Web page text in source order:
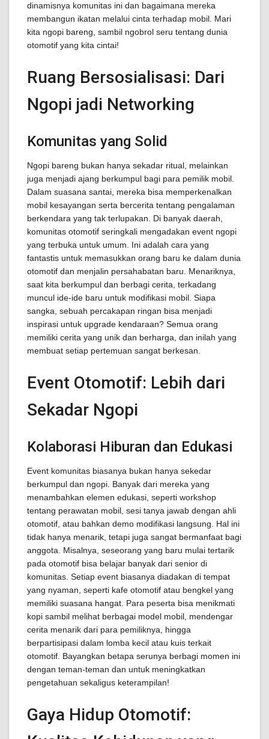
dinamisnya komunitas ini dan bagaimana mereka
membangun ikatan melalui cinta terhadap mobil. Mari
kita ngopi bareng, sambil ngobrol seru tentang dunia
otomotif yang kita cintai!
Ruang Bersosialisasi: Dari
Ngopi jadi Networking
Komunitas yang Solid
Ngopi bareng bukan hanya sekadar ritual, melainkan
juga menjadi ajang berkumpul bagi para pemilik mobil.
Dalam suasana santai, mereka bisa memperkenalkan
mobil kesayangan serta bercerita tentang pengalaman
berkendara yang tak terlupakan. Di banyak daerah,
komunitas otomotif seringkali mengadakan event ngopi
yang terbuka untuk umum. Ini adalah cara yang
fantastis untuk memasukkan orang baru ke dalam dunia
otomotif dan menjalin persahabatan baru. Menariknya,
saat kita berkumpul dan berbagi cerita, terkadang
muncul ide-ide baru untuk modifikasi mobil. Siapa
sangka, sebuah percakapan ringan bisa menjadi
inspirasi untuk upgrade kendaraan? Semua orang
memiliki cerita yang unik dan berharga, dan inilah yang
membuat setiap pertemuan sangat berkesan.
Event Otomotif: Lebih dari
Sekadar Ngopi
Kolaborasi Hiburan dan Edukasi
Event komunitas biasanya bukan hanya sekedar
berkumpul dan ngopi. Banyak dari mereka yang
menambahkan elemen edukasi, seperti workshop
tentang perawatan mobil, sesi tanya jawab dengan ahli
otomotif, atau bahkan demo modifikasi langsung. Hal ini
tidak hanya menarik, tetapi juga sangat bermanfaat bagi
anggota. Misalnya, seseorang yang baru mulai tertarik
pada otomotif bisa belajar banyak dari senior di
komunitas. Setiap event biasanya diadakan di tempat
yang nyaman, seperti kafe otomotif atau bengkel yang
memiliki suasana hangat. Para peserta bisa menikmati
kopi sambil melihat berbagai model mobil, mendengar
cerita menarik dari para pemiliknya, hingga
berpartisipasi dalam lomba kecil atau kuis terkait
otomotif. Bayangkan betapa serunya berbagi momen ini
dengan teman-teman dan untuk meningkatkan
pengetahuan sekaligus keterampilan!
Gaya Hidup Otomotif: